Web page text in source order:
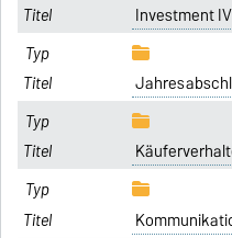
Investment